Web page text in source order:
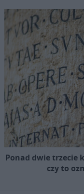
Ponad dwie trzecie
czy to